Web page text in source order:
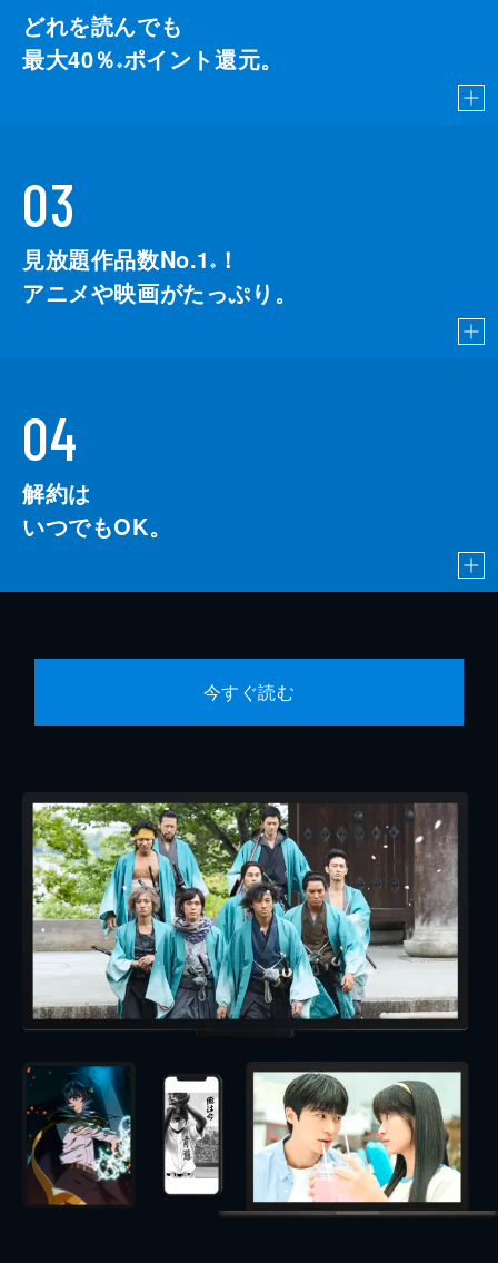
どれを読んでも
最大40％ ※ポイント還元。
03
見放題作品数No.1 ※
！
アニメや映画がたっぷり。
04
解約は
いつでもOK。
今すぐ読む